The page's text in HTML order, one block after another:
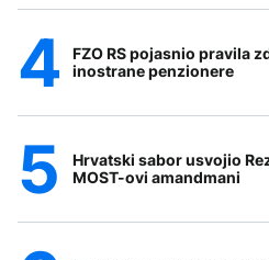
FZO RS pojasnio pravila
inostrane penzionere
Hrvatski sabor usvojio
MOST-ovi amandmani